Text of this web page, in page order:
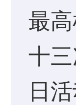
最
十
日